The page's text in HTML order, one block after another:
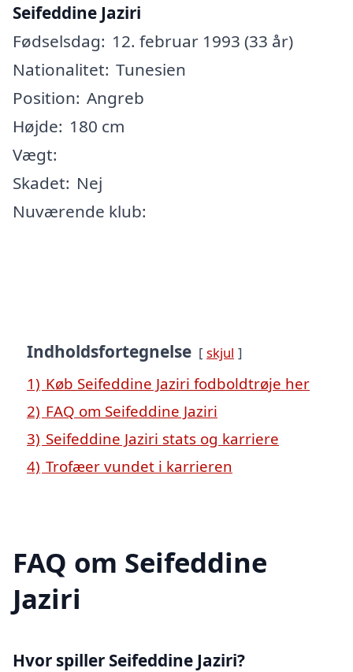
Seifeddine Jaziri
Fødselsdag: 12. februar 1993 (33 år)
Nationalitet: Tunesien
Position: Angreb
Højde: 180 cm
Vægt:
Skadet: Nej
Nuværende klub:
Indholdsfortegnelse skjul
1) Køb Seifeddine Jaziri fodboldtrøje her
2) FAQ om Seifeddine Jaziri
3) Seifeddine Jaziri stats og karriere
4) Trofæer vundet i karrieren
FAQ om Seifeddine
Jaziri
Hvor spiller Seifeddine Jaziri?